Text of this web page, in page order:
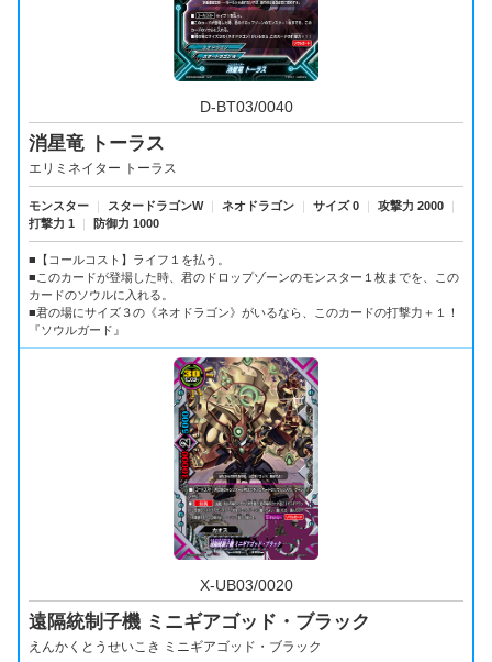
D-BT03/0040
消星竜 トーラス
エリミネイター トーラス
モンスター ｜ スタードラゴンW ｜ ネオドラゴン ｜ サイズ 0 ｜ 攻撃力 2000
｜
打撃力 1
｜ 防御力 1000
■【コールコスト】ライフ１を払う。
■このカードが登場した時、君のドロップゾーンのモンスター１枚までを、この
カードのソウルに入れる。
■君の場にサイズ３の《ネオドラゴン》がいるなら、このカードの打撃力＋１！
『ソウルガード』
X-UB03/0020
遠隔統制子機 ミニギアゴッド・ブラック
えんかくとうせいこき ミニギアゴッド・ブラック